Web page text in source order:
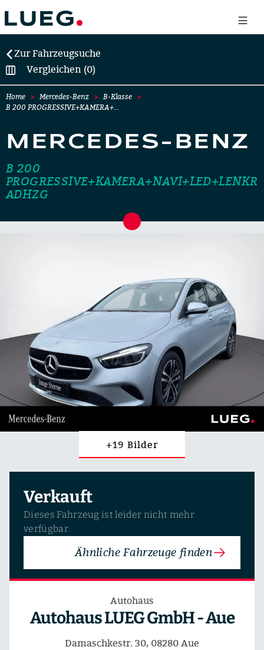
Zur Fahrzeugsuche
Vergleichen (0)
Home Mercedes-Benz
B-Klasse
B 200 PROGRESSIVE+KAMERA+…
MERCEDES-BENZ
B 200
PROGRESSIVE+KAMERA+NAVI+LED+LENKR
ADHZG
+19 Bilder
Verkauft
Dieses Fahrzeug ist leider nicht mehr
verfügbar.
Ähnliche Fahrzeuge finden
Autohaus
Autohaus LUEG GmbH - Aue
Damaschkestr. 30, 08280 Aue